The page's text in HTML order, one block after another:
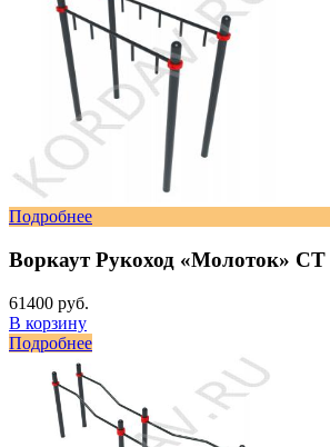
Подробнее
Воркаут Рукоход «Молоток» СТ
61400 руб.
В корзину
Подробнее